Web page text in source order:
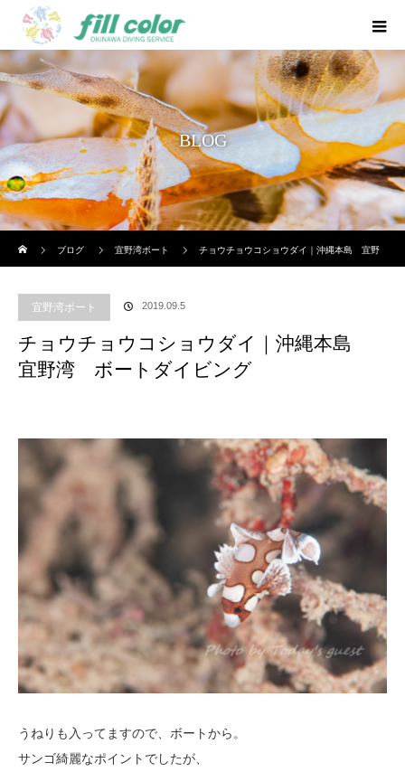
BLOG
ブログ
宜野湾ボート チョウチョウコショウダイ｜沖縄本島 宜野
宜野湾ボート 2019.09.5
チョウチョウコショウダイ｜沖縄本島
宜野湾 ボートダイビング
うねりも入ってますので、ボートから。
サンゴ綺麗なポイントでしたが、